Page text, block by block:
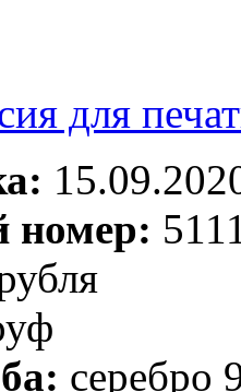
для
номер:
серебро